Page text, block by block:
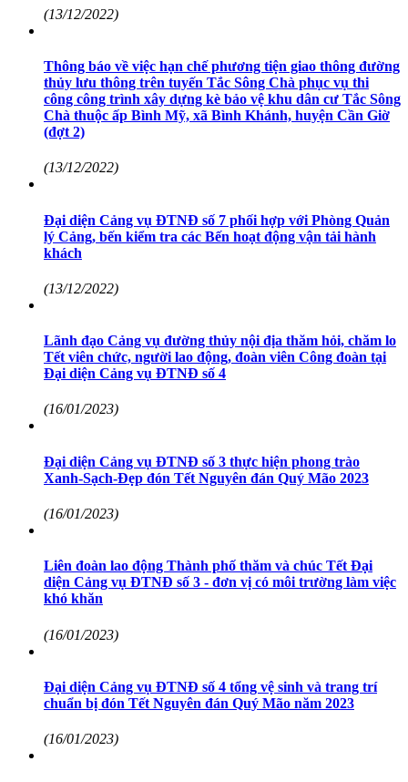
(13/12/2022)
Thông báo về việc hạn chế phương tiện giao thông đường
thủy lưu thông trên tuyến Tắc Sông Chà phục vụ thi
công công trình xây dựng kè bảo vệ khu dân cư Tắc Sông
Chà thuộc ấp Bình Mỹ, xã Bình Khánh, huyện Cần Giờ
(đợt 2)
(13/12/2022)
Đại diện Cảng vụ ĐTNĐ số 7 phối hợp với Phòng Quản
lý Cảng, bến kiểm tra các Bến hoạt động vận tải hành
khách
(13/12/2022)
Lãnh đạo Cảng vụ đường thủy nội địa thăm hỏi, chăm lo
Tết viên chức, người lao động, đoàn viên Công đoàn tại
Đại diện Cảng vụ ĐTNĐ số 4
(16/01/2023)
Đại diện Cảng vụ ĐTNĐ số 3 thực hiện phong trào
Xanh-Sạch-Đẹp đón Tết Nguyên đán Quý Mão 2023
(16/01/2023)
Liên đoàn lao động Thành phố thăm và chúc Tết Đại
diện Cảng vụ ĐTNĐ số 3 - đơn vị có môi trường làm việc
khó khăn
(16/01/2023)
Đại diện Cảng vụ ĐTNĐ số 4 tổng vệ sinh và trang trí
chuẩn bị đón Tết Nguyên đán Quý Mão năm 2023
(16/01/2023)